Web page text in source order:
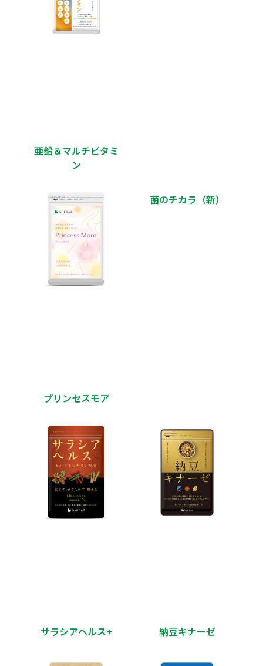
亜鉛＆マルチビタミ
ン
プリンセスモア
菌のチカラ（新）
サラシアヘルス+ 納豆キナーゼ